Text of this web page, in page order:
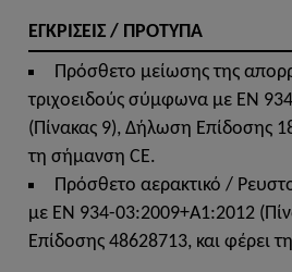
ΕΓΚΡΙΣΕΙΣ / ΠΡΟΤΥΠΑ
Πρόσθετο μείωσης της
τριχοειδούς σύμφωνα με ΕΝ
(Πίνακας 9), Δήλωση Επίδοσης
τη σήμανση CE.
Πρόσθετο αερακτικό /
με ΕΝ 934-03:2009+A1:2012
Επίδοσης 48628713, και φέρει